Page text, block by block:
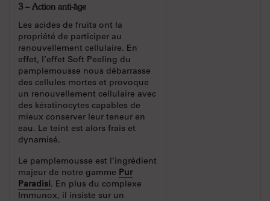
3 – Action anti-âge
Les acides de fruits ont la
propriété de participer au
renouvellement cellulaire. En
effet, l’effet Soft Peeling du
pamplemousse nous débarrasse
des cellules mortes et provoque
un renouvellement cellulaire avec
des kératinocytes capables de
mieux conserver leur teneur en
eau. Le teint est alors frais et
dynamisé.
Le pamplemousse est l’ingrédient
majeur de notre gamme Pur
Paradisi. En plus du complexe
Immunox, il insiste sur un